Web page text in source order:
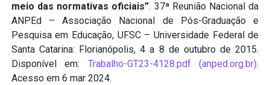
meio das normativas oficiais”. 37ª Reunião Nacional da
ANPEd – Associação Nacional de Pós-Graduação e
Pesquisa em Educação, UFSC – Universidade Federal de
Santa Catarina: Florianópolis, 4 a 8 de outubro de 2015.
Disponível em: Trabalho-GT23-4128.pdf (anped.org.br).
Acesso em 6 mar 2024.